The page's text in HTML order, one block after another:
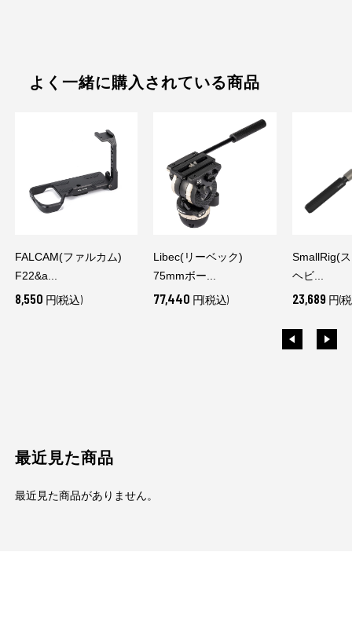
よく一緒に購入されている商品
FALCAM(ファルカム)
F22&a...
8,550 円(税込)
Libec(リーベック)
75mmボー...
77,440 円(税込)
SmallRig(
ヘビ...
23,689 円(
最近見た商品
最近見た商品がありません。